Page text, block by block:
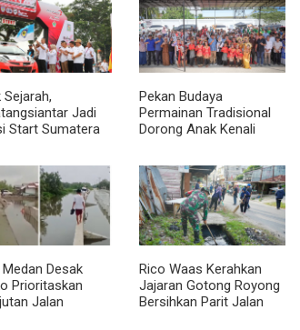
Sejarah,
Jadi
Start Sumatera
Pekan Budaya
Permainan Tradisional
Dorong Anak Kenali
Ketergantungan Gadget
Medan Desak
Prioritaskan
Jalan
Rico Waas Kerahkan
Jajaran Gotong Royong
Bersihkan Parit Jalan